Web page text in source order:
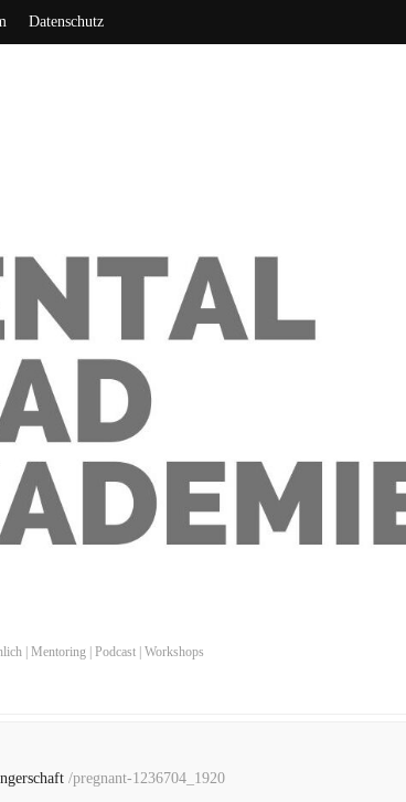
Datenschutz
| Mentoring | Podcast | Workshops
/pregnant-1236704_1920